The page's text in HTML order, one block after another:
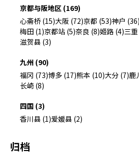
京都与阪地区 (169)
心斋桥 (15)大阪 (72)京都 (53)神户 (36)
梅田 (1)京都站 (5)奈良 (8)姬路 (4)三
滋贺县 (3)
九州 (90)
福冈 (73)博多 (17)熊本 (10)大分 (7)鹿
长崎 (8)
四国 (3)
香川县 (1)爱媛县 (2)
归档